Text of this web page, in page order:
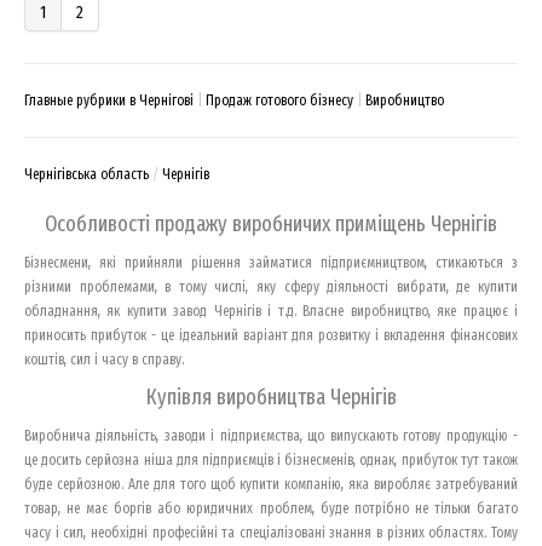
1 2
Главные рубрики в Чернігові Продаж готового бізнесу Виробництво
Чернігівська область Чернігів
Особливості продажу виробничих приміщень Чернігів
Бізнесмени, які прийняли рішення займатися підприємництвом, стикаються з
різними проблемами, в тому числі, яку сферу діяльності вибрати, де купити
обладнання, як купити завод Чернігів і т.д. Власне виробництво, яке працює і
приносить прибуток - це ідеальний варіант для розвитку і вкладення фінансових
коштів, сил і часу в справу.
Купівля виробництва Чернігів
Виробнича діяльність, заводи і підприємства, що випускають готову продукцію -
це досить серйозна ніша для підприємців і бізнесменів, однак, прибуток тут також
буде серйозною. Але для того щоб купити компанію, яка виробляє затребуваний
товар, не має боргів або юридичних проблем, буде потрібно не тільки багато
часу і сил, необхідні професійні та спеціалізовані знання в різних областях. Тому